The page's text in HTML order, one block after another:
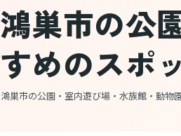
鴻巣市の公
すめのスポ
鴻巣市の公園・室内遊び場・水族館・動物